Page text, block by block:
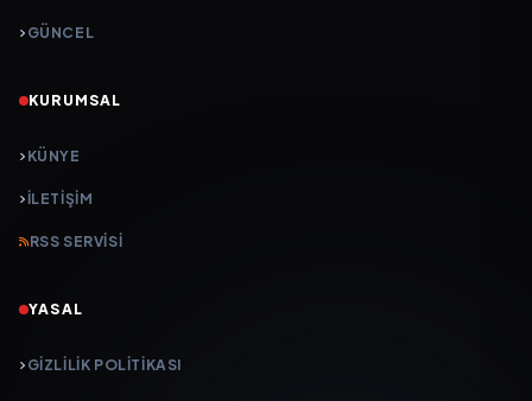
GÜNCEL
KURUMSAL
KÜNYE
İLETIŞIM
RSS SERVISI
YASAL
GIZLILIK POLITIKASI